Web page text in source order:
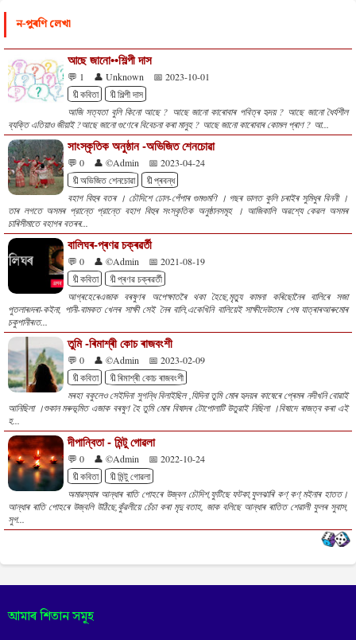
ন-পুৰণি লেখা
আছে জানো••শিল্পী দাস
💬 1 👤 Unknown
📅 2023-10-01
🔖কবিতা
🔖শিল্পী দাস
আজি সত্যতা বুলি কিনো আছে ? আছে জানো কাৰোবাৰ পবিত্ৰ হৃদয় ? আছে জানো ধৈৰ্যশীল
ব্যক্তি এতিয়াও জীয়াই ?আছে জানো গুণেৰে বিবেচনা কৰা মানুহ ? আছে জানো কাৰোবাৰ কোমল প্ৰাণ ? আ...
সাংস্কৃতিক অনুষ্ঠান -অভিজিত শেনচোৱা
💬 0 👤 ©Admin
📅 2023-04-24
🔖অভিজিত শেনচোৱা
🔖প্ৰবন্ধ
বহাগ বিহুৰ বতৰ । চৌদিশে ঢোল-পেঁপাৰ গুমগুমণি । গছৰ ডালত কুলি চৰাইৰ সুমিধুৰ বিননী ।
তাৰ লগতে অসমৰ প্রান্তে প্রান্তে বহাগ বিহুৰ সংস্কৃতিক অনুষ্ঠানসমূহ । আজিকালি অৱশ্যে কেৱল অসমৰ
চাৰিসীমাতে বহাগৰ বতৰৰ...
বালিঘৰ-প্ৰণৱ চক্ৰৱৰ্তী
💬 0 👤 ©Admin
📅 2021-08-19
🔖কবিতা
🔖প্ৰণৱ চক্ৰৱৰ্তী
আগ্ৰহেৰেএজাক বৰষুণৰ অপেক্ষাতৰৈ থকা হৈছে,মৃত্যু কামনা কৰিছোনৈৰ বালিৰে সজা
পুতলাৰ৷দৰা-কইনা, পানী-বামকত খেলৰ সাক্ষী সেই নৈৰ বালি,একেখিনি বালিয়েই সাক্ষীদেউতাৰ শেষ যাত্ৰাৰআৰুমোৰ
চকুপানীৰ৷ত...
তুমি -ৰিমাশ্ৰী কোচ ৰাজবংশী
💬 0 👤 ©Admin
📅 2023-02-09
🔖কবিতা
🔖ৰিমাশ্ৰী কোচ ৰাজবংশী
মৰহা বকুলেও সেইদিনা সুগন্ধি বিলাইছিল ,যিদিনা তুমি মোৰ হৃদয়ৰ কাষেৰে প্ৰেমৰ নদীখনি বোৱাই
আনিছিলা ।শুকান মৰুভূমিত এজাক বৰষুণ হৈ তুমি মোৰ বিষাদৰ টোপোলাটি উতুৱাই নিছিলা ।বিষাদে ৰাজত্ব কৰা এই
হ...
দীপান্বিতা - মিন্টু গোৱলা
💬 0 👤 ©Admin
📅 2022-10-24
🔖কবিতা
🔖মিন্টু গোৱলা
অমাৱস্যাৰ আন্ধাৰ ৰাতি পোহৰে উজ্বল চৌদিশ,ফুটিছে ফটকা,ফুলঝাৰি কণ্‌ কণ্‌ মইনাৰ হাতত।
আন্ধাৰ ৰাতি পোহৰে উজ্বলি উঠিছে,কুঁৱলীয়ে চেঁচা কৰা মৃদু বতাহ, জাক বলিছে আন্ধাৰ ৰাতিত শেৱালী ফুলৰ সুবাস,
সুগ...
আমাৰ শিতান সমূহ